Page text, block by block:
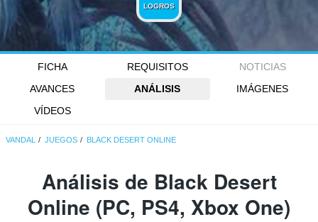
LOGROS
FICHA REQUISITOS
NOTICIAS
AVANCES
ANÁLISIS
IMÁGENES
VÍDEOS
VANDAL JUEGOS BLACK DESERT ONLINE
Análisis de Black Desert
Online (PC, PS4, Xbox One)